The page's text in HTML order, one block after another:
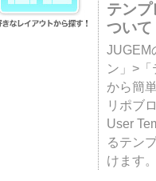
テン
ついて
JUGEM
ン」>
から簡
リポブ
User
るテン
けます